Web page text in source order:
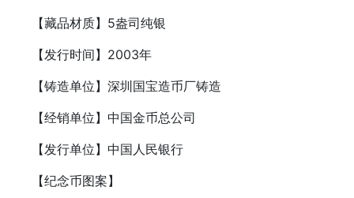
【藏品材质】5盎司纯银
【发行时间】2003年
【铸造单位】深圳国宝造币厂铸造
【经销单位】中国金币总公司
【发行单位】中国人民银行
【纪念币图案】